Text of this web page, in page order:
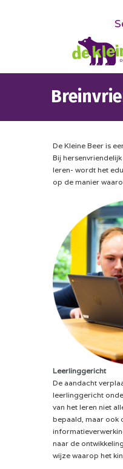
De Kleine Beer is
Bij
leren- wordt het
op de manier
Leerlinggericht
De aandacht
leerlinggericht
van het leren niet
bepaald, maar ook
naar de
wijze waarop het